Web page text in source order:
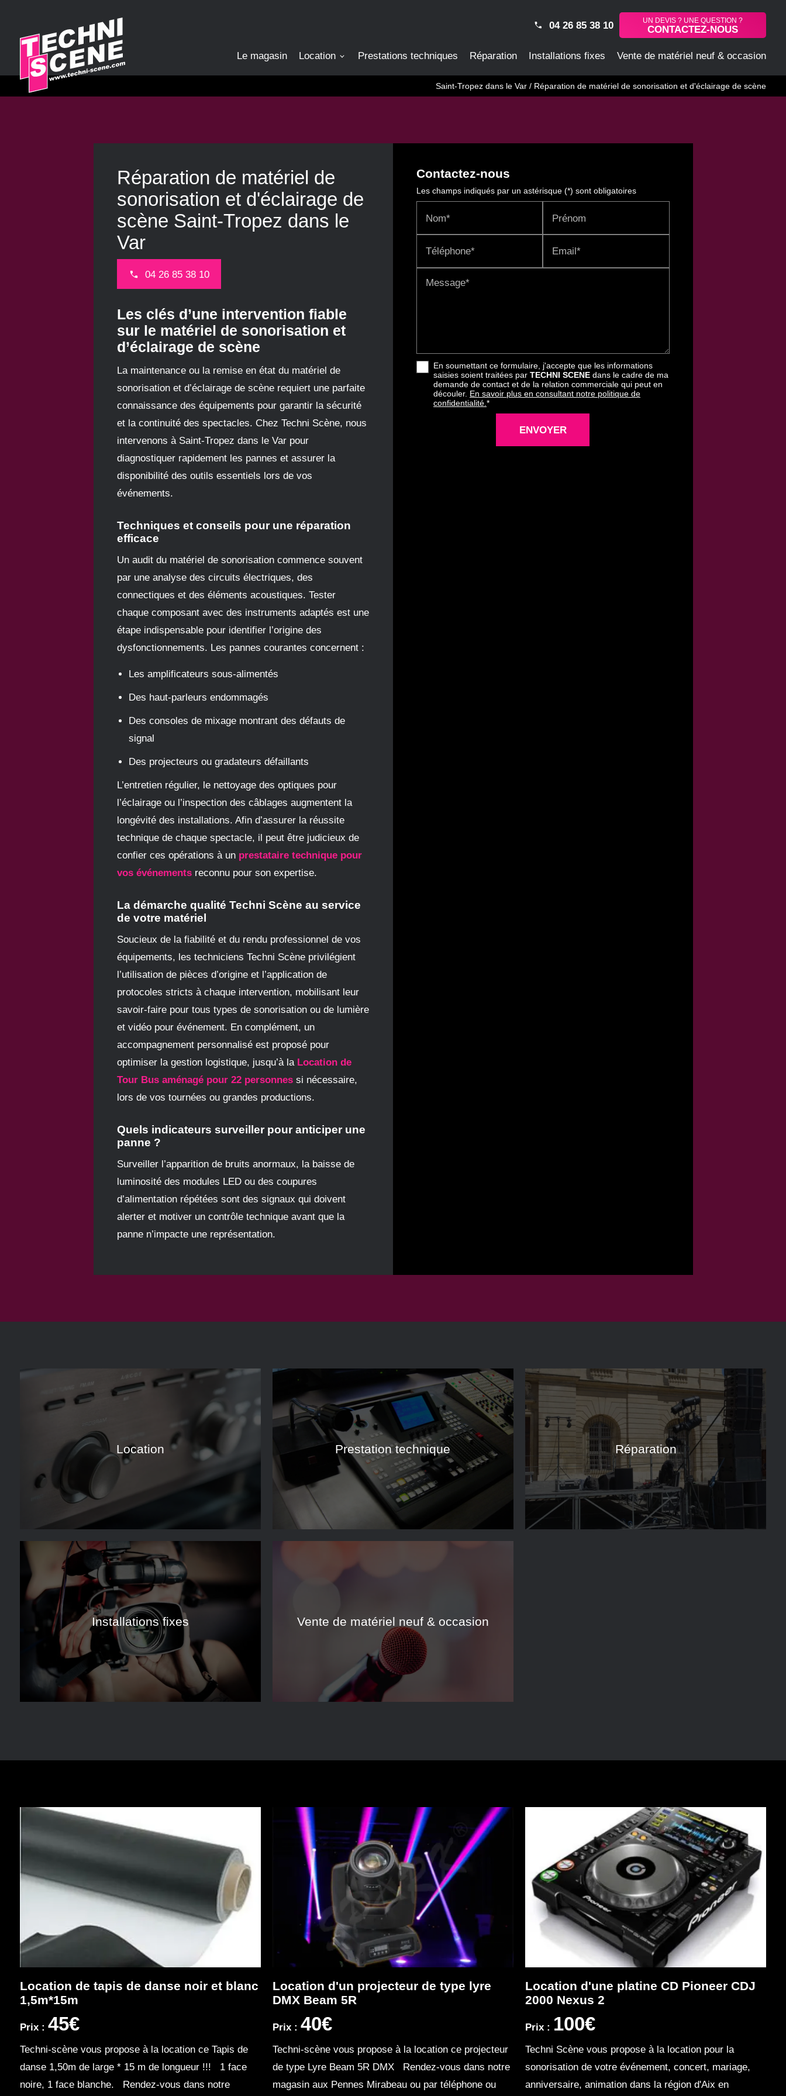
04 26 85 38 10 UN DEVIS ? UNE QUESTION ?
CONTACTEZ-NOUS
Le magasin Location Prestations techniques Réparation Installations fixes Vente de matériel neuf & occasion
Saint-Tropez dans le Var / Réparation de matériel de sonorisation et d'éclairage de scène
Réparation de matériel de
sonorisation et d'éclairage de
scène Saint-Tropez dans le
Var
04 26 85 38 10
Les clés d’une intervention fiable
sur le matériel de sonorisation et
d’éclairage de scène
La maintenance ou la remise en état du matériel de
sonorisation et d’éclairage de scène requiert une parfaite
connaissance des équipements pour garantir la sécurité
et la continuité des spectacles. Chez Techni Scène, nous
intervenons à Saint-Tropez dans le Var pour
diagnostiquer rapidement les pannes et assurer la
disponibilité des outils essentiels lors de vos
événements.
Techniques et conseils pour une réparation
efficace
Un audit du matériel de sonorisation commence souvent
par une analyse des circuits électriques, des
connectiques et des éléments acoustiques. Tester
chaque composant avec des instruments adaptés est une
étape indispensable pour identifier l’origine des
dysfonctionnements. Les pannes courantes concernent :
Les amplificateurs sous-alimentés
Des haut-parleurs endommagés
Des consoles de mixage montrant des défauts de
signal
Des projecteurs ou gradateurs défaillants
L’entretien régulier, le nettoyage des optiques pour
l’éclairage ou l’inspection des câblages augmentent la
longévité des installations. Afin d’assurer la réussite
technique de chaque spectacle, il peut être judicieux de
confier ces opérations à un prestataire technique pour
vos événements reconnu pour son expertise.
La démarche qualité Techni Scène au service
de votre matériel
Soucieux de la fiabilité et du rendu professionnel de vos
équipements, les techniciens Techni Scène privilégient
l’utilisation de pièces d’origine et l’application de
protocoles stricts à chaque intervention, mobilisant leur
savoir-faire pour tous types de sonorisation ou de lumière
et vidéo pour événement. En complément, un
accompagnement personnalisé est proposé pour
optimiser la gestion logistique, jusqu’à la Location de
Tour Bus aménagé pour 22 personnes si nécessaire,
lors de vos tournées ou grandes productions.
Quels indicateurs surveiller pour anticiper une
panne ?
Surveiller l’apparition de bruits anormaux, la baisse de
luminosité des modules LED ou des coupures
d’alimentation répétées sont des signaux qui doivent
alerter et motiver un contrôle technique avant que la
panne n’impacte une représentation.
Contactez-nous
Les champs indiqués par un astérisque (*) sont obligatoires
Nom* Prénom
Téléphone* Email*
Message*
En soumettant ce formulaire, j'accepte que les informations
saisies soient traitées par TECHNI SCENE dans le cadre de ma
demande de contact et de la relation commerciale qui peut en
découler. En savoir plus en consultant notre politique de
confidentialité. *
Location Prestation technique Réparation
Installations fixes Vente de matériel neuf & occasion
Location de tapis de danse noir et blanc
1,5m*15m
Prix : 45€
Techni-scène vous propose à la location ce Tapis de
danse 1,50m de large * 15 m de longueur !!! 1 face
noire, 1 face blanche. Rendez-vous dans notre
Location d'un projecteur de type lyre
DMX Beam 5R
Prix : 40€
Techni-scène vous propose à la location ce projecteur
de type Lyre Beam 5R DMX Rendez-vous dans notre
magasin aux Pennes Mirabeau ou par téléphone ou
Location d'une platine CD Pioneer CDJ
2000 Nexus 2
Prix : 100€
Techni Scène vous propose à la location pour la
sonorisation de votre événement, concert, mariage,
anniversaire, animation dans la région d'Aix en